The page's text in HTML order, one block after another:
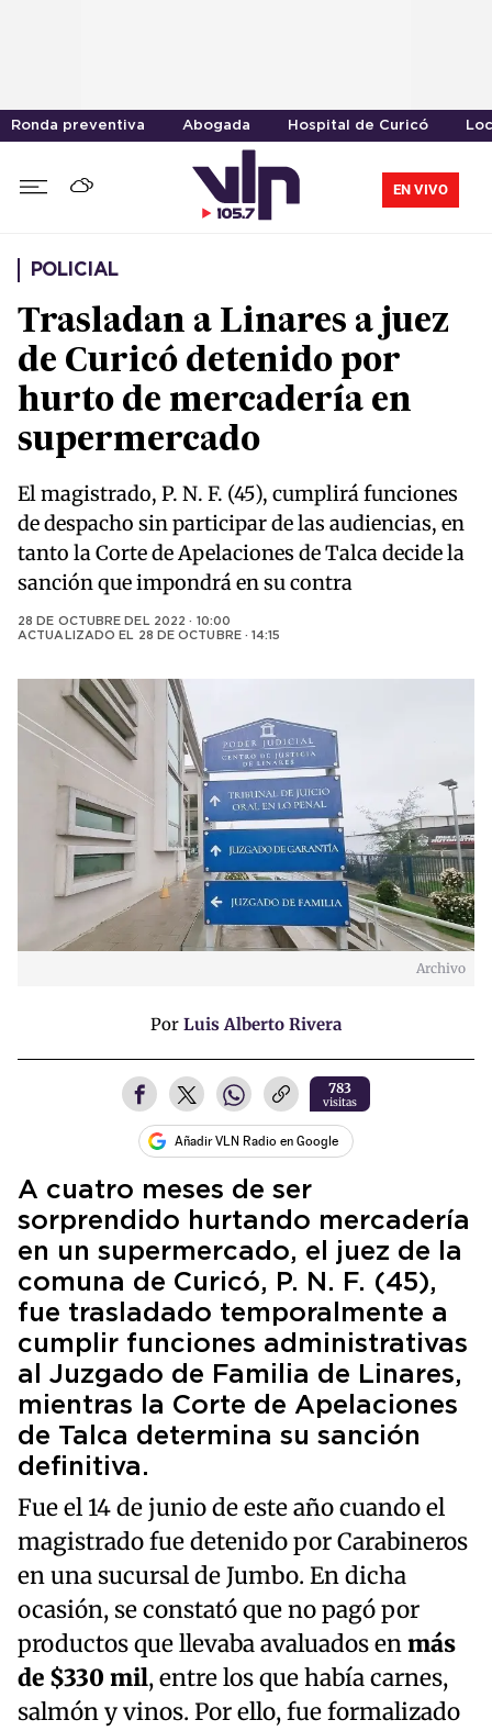
Ronda preventiva Abogada Hospital de Curicó
EN VIVO
POLICIAL
Trasladan a Linares a juez
de Curicó detenido por
hurto de mercadería en
supermercado
El magistrado, P. N. F. (45), cumplirá funciones
de despacho sin participar de las audiencias, en
tanto la Corte de Apelaciones de Talca decide la
sanción que impondrá en su contra
28 DE OCTUBRE DEL 2022 · 10:00
ACTUALIZADO EL 28 DE OCTUBRE · 14:15
Archivo
Por Luis Alberto Rivera
783
visitas
Añadir VLN Radio en Google
A cuatro meses de ser
sorprendido hurtando mercadería
en un supermercado, el juez de la
comuna de Curicó, P. N. F. (45),
fue trasladado temporalmente a
cumplir funciones administrativas
al Juzgado de Familia de Linares,
mientras la Corte de Apelaciones
de Talca determina su sanción
definitiva.
Fue el 14 de junio de este año cuando el
magistrado fue detenido por Carabineros
en una sucursal de Jumbo. En dicha
ocasión, se constató que no pagó por
productos que llevaba avaluados enmás
de $330 mil, entre los que había carnes,
salmón y vinos. Por ello, fue formalizado